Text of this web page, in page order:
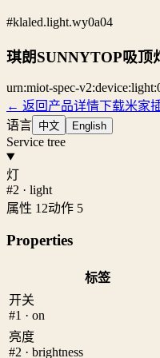
#klaled.light.wy0a04
琪朗SUNNYTOP吸顶
urn:miot-spec-
← 返回产品详情下载米家
语言 中文 English
Service tree
灯
#2 · light
属性 12动作 5
Properties
标签
开关
#1 · on
亮度
#2 · brightness